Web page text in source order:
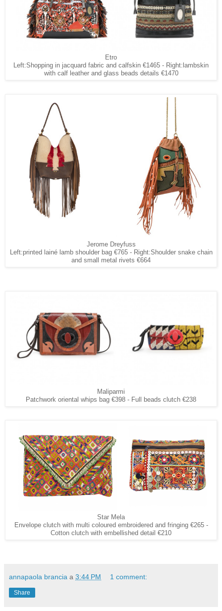
Etro
Left:Shopping in jacquard fabric and calfskin €1465 - Right:lambskin
with calf leather and glass beads details €1470
Jerome Dreyfuss
Left:printed lainé lamb shoulder bag €765 - Right:Shoulder snake chain
and small metal rivets €664
Maliparmi
Patchwork oriental whips bag €398 - Full beads clutch €238
Star Mela
Envelope clutch with multi coloured embroidered and fringing €265 -
Cotton clutch with embellished detail €210
annapaola brancia a 3:44 PM 1 comment:
Share